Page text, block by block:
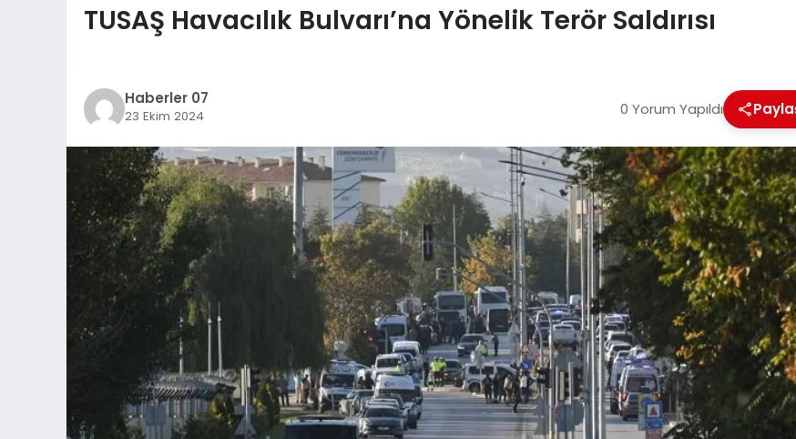
TUSAŞ Havacılık Bulvarı’na Yönelik Terör Saldırısı
Haberler 07
23 Ekim 2024 0 Yorum Yapıldı